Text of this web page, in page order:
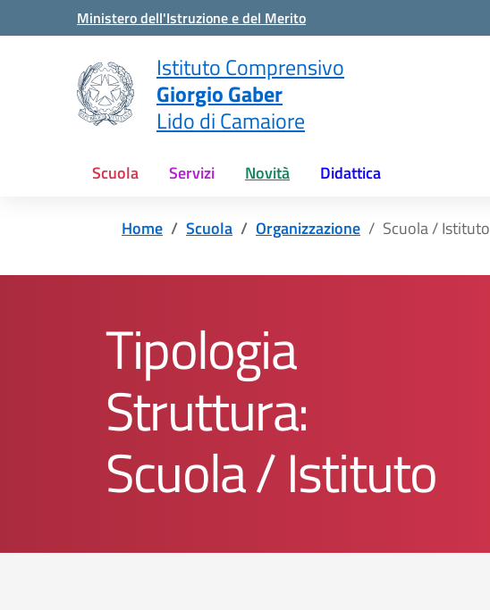
Vai ai contenuti
Vai al menu di navigazione
Ministero dell'Istruzione e del Merito
Istituto Comprensivo
Giorgio Gaber
Lido di Camaiore
Scuola Servizi Novità Didattica
Home Scuola Organizzazione Scuola / Istituto
Tipologia
Struttura:
Scuola / Istituto